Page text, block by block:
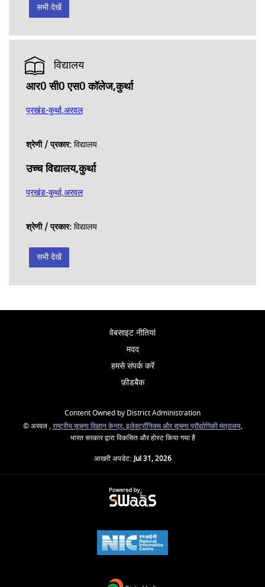
सभी देखें
विद्यालय
आर0 सी0 एस0 कॉलेज,कुर्था
प्रखंड-कुर्था,अरवल
श्रेणी / प्रकार:विद्यालय
उच्च विद्यालय,कुर्था
प्रखंड-कुर्था,अरवल
श्रेणी / प्रकार:विद्यालय
सभी देखें
वेबसाइट नीतियां
मदद
हमसे संपर्क करें
फ़ीडबैक
Content Owned by District Administration
© अरवल ,राष्ट्रीय सूचना विज्ञान केन्द्र,इलेक्ट्रॉनिक्स और सूचना प्रौद्योगिकी मंत्रालय,
भारत सरकार द्वारा विकसित और होस्ट किया गया है
आखरी अपडेट:Jul 31, 2026